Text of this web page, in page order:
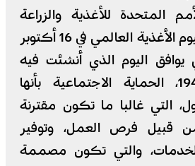
المتحدة للأغذية والزراعة
(فاو)، التي تحتفي بيوم الأغذية العالمي في 16 أكتوبر
اليوم الذي أنشئت فيه
المنظمة عام 1945، الحماية الاجتماعية بأنها
التي غالبا ما تكون مقترنة
قبيل فرص العمل، وتوفير
والتي تكون مصممة